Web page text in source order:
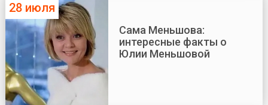
28 июля
Сама Меньшова:
интересные факты о
Юлии Меньшовой